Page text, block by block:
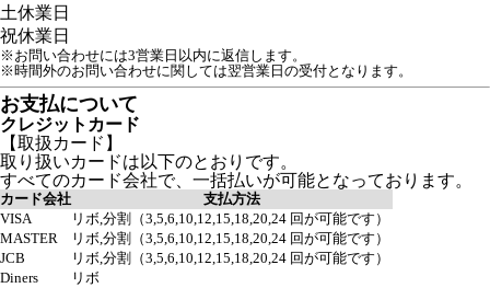
土休業日
祝休業日
※お問い合わせには3営業日以内に返信します。
※時間外のお問い合わせに関しては翌営業日の受付となります。
お支払について
クレジットカード
【取扱カード】
取り扱いカードは以下のとおりです。
すべてのカード会社で、一括払いが可能となっております。
カード会社
支払方法
VISA
リボ,分割（3,5,6,10,12,15,18,20,24 回が可能です）
MASTER
リボ,分割（3,5,6,10,12,15,18,20,24 回が可能です）
JCB
リボ,分割（3,5,6,10,12,15,18,20,24 回が可能です）
Diners
リボ